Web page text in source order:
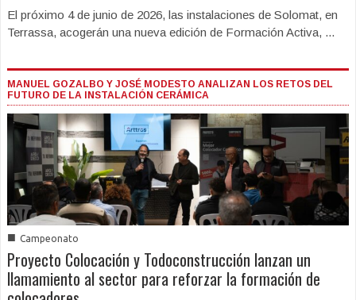
El próximo 4 de junio de 2026, las instalaciones de Solomat, en
Terrassa, acogerán una nueva edición de Formación Activa, ...
MANUEL GOZALBO Y JOSÉ MODESTO ANALIZAN LOS RETOS DEL
FUTURO DE LA INSTALACIÓN CERÁMICA
■ Campeonato
Proyecto Colocación y Todoconstrucción lanzan un
llamamiento al sector para reforzar la formación de